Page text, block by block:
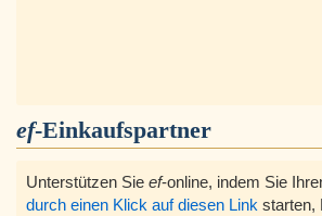
ef-Einkaufspartner
Unterstützen Sie ef-online, indem Sie
durch einen Klick auf diesen Link starten,